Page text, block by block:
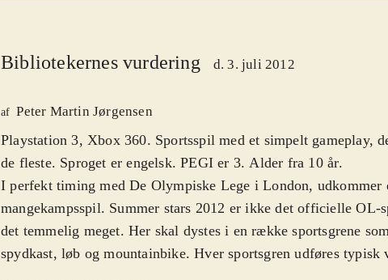
Bibliotekernes vurdering d. 3. juli 2012
af Peter Martin Jørgensen
Playstation 3, Xbox 360. Sportsspil med et simpelt gameplay,
de fleste. Sproget er engelsk. PEGI er 3. Alder fra 10 år.
I perfekt timing med De Olympiske Lege i London, udkommer
mangekampsspil. Summer stars 2012 er ikke det officielle OL-
det temmelig meget. Her skal dystes i en række sportsgrene
spydkast, løb og mountainbike. Hver sportsgren udføres typisk